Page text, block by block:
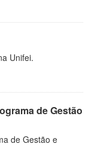
Unifei.
de Gestão
de Gestão e